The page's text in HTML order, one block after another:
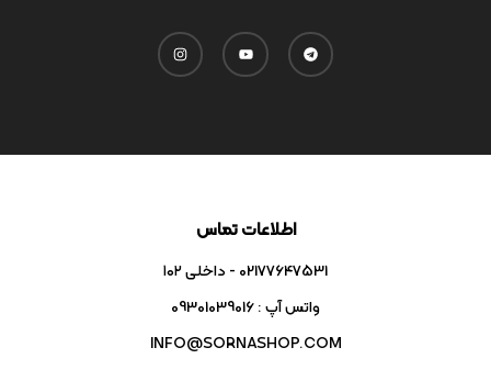
اطلاعات تماس
02177647531 - داخلی ۱۰۲
واتس آپ : 09301039016
INFO@SORNASHOP.COM